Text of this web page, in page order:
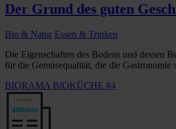
Der Grund des guten
Bio & Natur Essen & Trinken
Die Eigenschaften des Bodens und dessen
für die Gemüsequalität, die die Gastronomie
BIORAMA BIOKÜCHE #4